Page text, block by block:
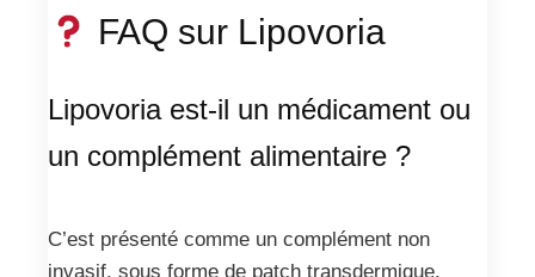
FAQ sur Lipovoria
Lipovoria est-il un médicament ou
un complément alimentaire ?
C’est présenté comme un complément non
invasif, sous forme de patch transdermique,